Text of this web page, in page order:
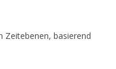
Zeitebenen, basierend